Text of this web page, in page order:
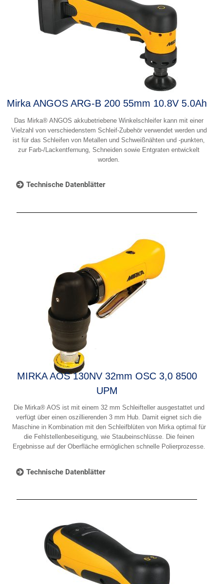
Mirka ANGOS ARG-B 200 55mm 10.8V 5.0Ah
Das Mirka® ANGOS akkubetriebene Winkelschleifer kann mit einer
Vielzahl von verschiedenstem Schleif-Zubehör verwendet werden und
ist für das Schleifen von Metallen und Schweißnähten und -punkten,
zur Farb-/Lackentfernung, Schneiden sowie Entgraten entwickelt
worden.
Technische Datenblätter
MIRKA AOS 130NV 32mm OSC 3,0 8500
UPM
Die Mirka® AOS ist mit einem 32 mm Schleifteller ausgestattet und
verfügt über einen oszillierenden 3 mm Hub. Damit eignet sich die
Maschine in Kombination mit den Schleifblüten von Mirka optimal für
die Fehlstellenbeseitigung, wie Staubeinschlüsse. Die feinen
Ergebnisse auf der Oberfläche ermöglichen schnelle Polierprozesse.
Technische Datenblätter